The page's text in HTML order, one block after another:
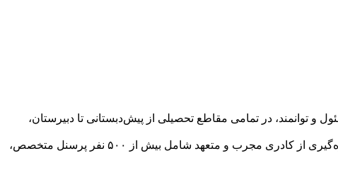
در تمامی مقاطع تحصیلی از پیش‌دبستانی تا دبیرستان،
این مجتمع آموزشی با زیر بنای ۲۰۰۰۰ متر مربع و فضای آموزشی پیشرفته، در اختیار بیش از ۲۰۰۰ دانش‌آموز قرار دارد. همچنین با بهره‌گیری از کادری مجرب و متعهد شامل بیش از ۵۰۰ نفر پرسنل متخصص،